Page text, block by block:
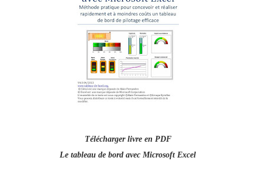
Télécharger livre en PDF
Le tableau de bord avec Microsoft Excel